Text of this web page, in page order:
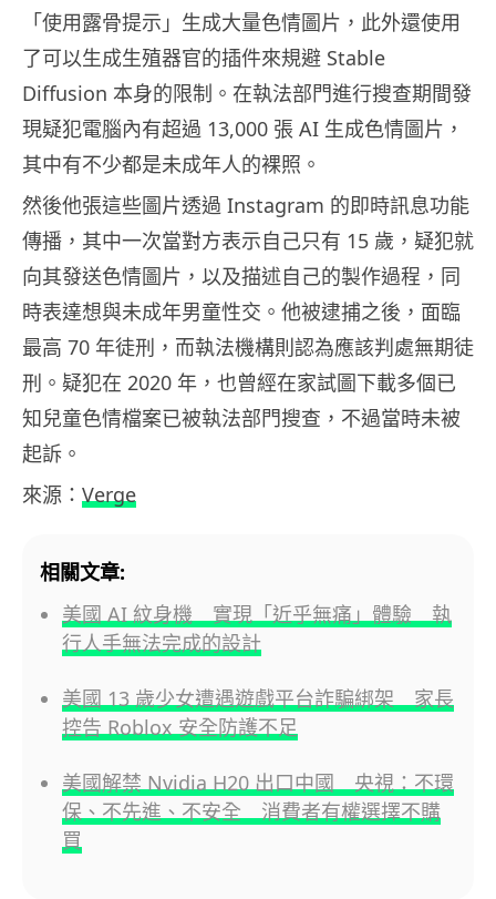
「使用露骨提示」生成大量色情圖片，此外還使用
了可以生成生殖器官的插件來規避 Stable
Diffusion 本身的限制。在執法部門進行搜查期間發
現疑犯電腦內有超過 13,000 張 AI 生成色情圖片，
其中有不少都是未成年人的裸照。
然後他張這些圖片透過 Instagram 的即時訊息功能
傳播，其中一次當對方表示自己只有 15 歲，疑犯就
向其發送色情圖片，以及描述自己的製作過程，同
時表達想與未成年男童性交。他被逮捕之後，面臨
最高 70 年徒刑，而執法機構則認為應該判處無期徒
刑。疑犯在 2020 年，也曾經在家試圖下載多個已
知兒童色情檔案已被執法部門搜查，不過當時未被
起訴。
來源： Verge
相關文章:
美國 AI 紋身機 實現「近乎無痛」體驗 執
行人手無法完成的設計
美國 13 歲少女遭遇遊戲平台詐騙綁架 家長
控告 Roblox 安全防護不足
美國解禁 Nvidia H20 出口中國 央視：不環
保、不先進、不安全 消費者有權選擇不購
買